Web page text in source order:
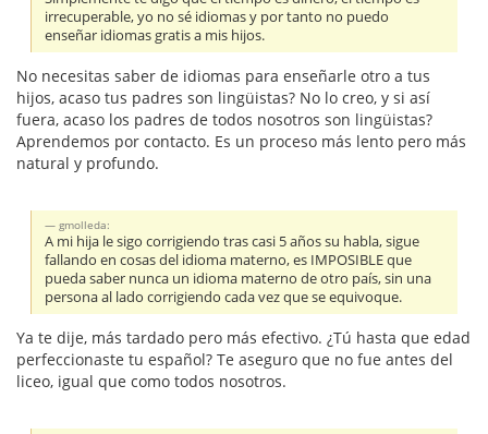
irrecuperable, yo no sé idiomas y por tanto no puedo
enseñar idiomas gratis a mis hijos.
No necesitas saber de idiomas para enseñarle otro a tus
hijos, acaso tus padres son lingüistas? No lo creo, y si así
fuera, acaso los padres de todos nosotros son lingüistas?
Aprendemos por contacto. Es un proceso más lento pero más
natural y profundo.
gmolleda:
A mi hija le sigo corrigiendo tras casi 5 años su habla, sigue
fallando en cosas del idioma materno, es IMPOSIBLE que
pueda saber nunca un idioma materno de otro país, sin una
persona al lado corrigiendo cada vez que se equivoque.
Ya te dije, más tardado pero más efectivo. ¿Tú hasta que edad
perfeccionaste tu español? Te aseguro que no fue antes del
liceo, igual que como todos nosotros.